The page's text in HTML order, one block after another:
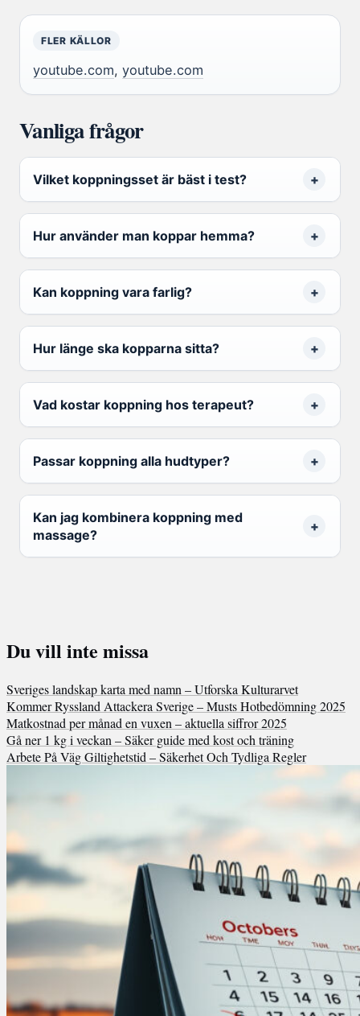
FLER KÄLLOR
youtube.com, youtube.com
Vanliga frågor
Vilket koppningsset är bäst i test?
Hur använder man koppar hemma?
Kan koppning vara farlig?
Hur länge ska kopparna sitta?
Vad kostar koppning hos terapeut?
Passar koppning alla hudtyper?
Kan jag kombinera koppning med
massage?
Du vill inte missa
Sveriges landskap karta med namn – Utforska Kulturarvet
Kommer Ryssland Attackera Sverige – Musts Hotbedömning 2025
Matkostnad per månad en vuxen – aktuella siffror 2025
Gå ner 1 kg i veckan – Säker guide med kost och träning
Arbete På Väg Giltighetstid – Säkerhet Och Tydliga Regler